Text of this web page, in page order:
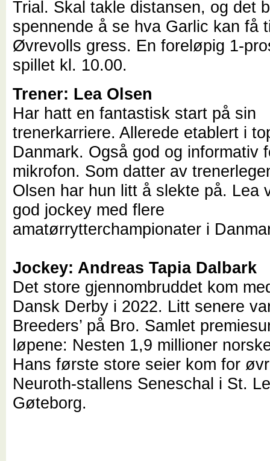
Trial. Skal takle distansen, og det
spennende å se hva Garlic kan få
Øvrevolls gress. En foreløpig 1-
spillet kl. 10.00.
Trener: Lea Olsen
Har hatt en fantastisk start på sin
trenerkarriere. Allerede etablert i
Danmark. Også god og informativ
mikrofon. Som datter av
Olsen har hun litt å slekte på. Lea
god jockey med flere
amatørrytterchampionater i
Jockey: Andreas Tapia Dalbark
Det store gjennombruddet kom
Dansk Derby i 2022. Litt senere
Breeders’ på Bro. Samlet
løpene: Nesten 1,9 millioner
Hans første store seier kom for
Neuroth-stallens Seneschal i St.
Gøteborg.